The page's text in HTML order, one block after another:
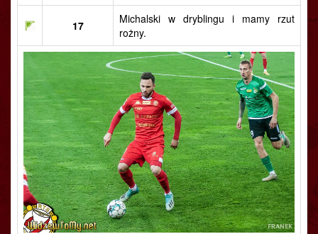
17
Michalski w dryblingu i mamy rzut
rożny.